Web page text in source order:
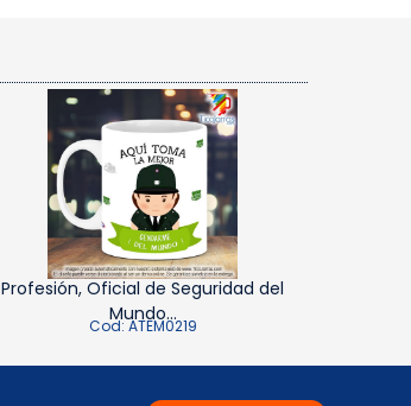
Profesión, Oficial de Seguridad del
Mundo...
Cod: ATEM0219